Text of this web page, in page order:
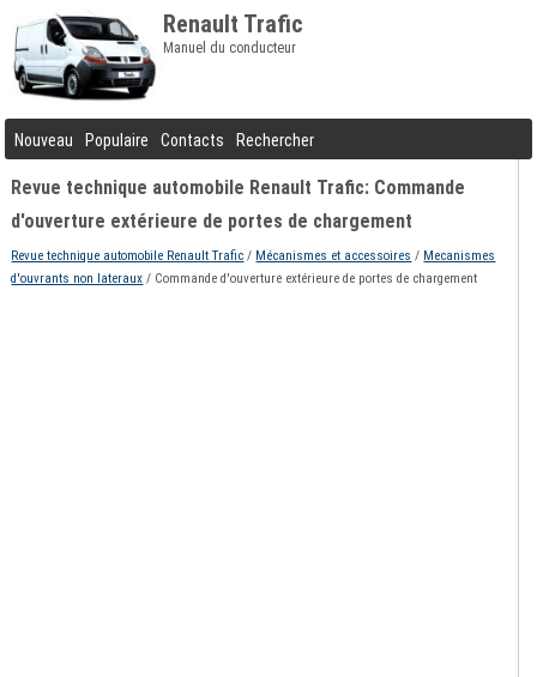
Renault Trafic
Manuel du conducteur
Nouveau Populaire Contacts Rechercher
Revue technique automobile Renault Trafic: Commande
d'ouverture extérieure de portes de chargement
Revue technique automobile Renault Trafic / Mécanismes et accessoires / Mecanismes
d'ouvrants non lateraux / Commande d'ouverture extérieure de portes de chargement